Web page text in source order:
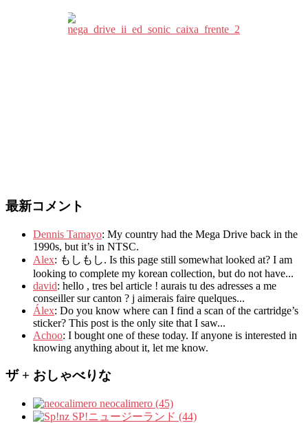
最新コメント
Dennis Tamayo: My country had the Mega Drive back in the
1990s, but it’s in NTSC.
Alex: もしもし. Is this page still somewhat looked at? I am
looking to complete my korean collection, but do not have...
david: hello , tres bel article ! aurais tu des adresses a me
conseiller sur canton ? j aimerais faire quelques...
Álex: Do you know where can I find a scan of the cartridge’s
sticker? This post is the only site that I saw...
Achoo: I bought one of these today. If anyone is interested in
knowing anything about it, let me know.
ザ + おしゃべりな
neocalimero (45)
SP!ニュージーランド (44)